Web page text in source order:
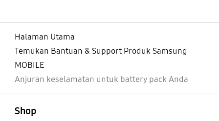
Halaman Utama
Temukan Bantuan & Support Produk Samsung
MOBILE
Anjuran keselamatan untuk battery pack Anda
Shop